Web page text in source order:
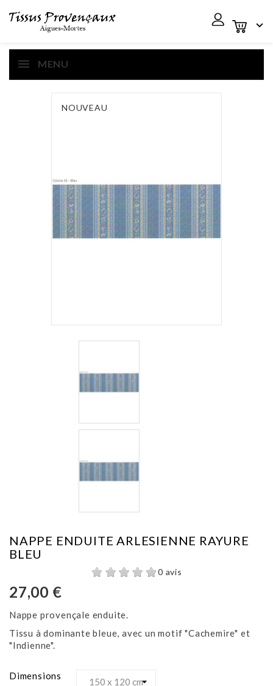

MENU
NOUVEAU
NAPPE ENDUITE ARLESIENNE RAYURE
BLEU
0 avis
27,00 €
Nappe provençale enduite.
Tissu à dominante bleue, avec un motif "Cachemire" et
"Indienne".
Dimensions